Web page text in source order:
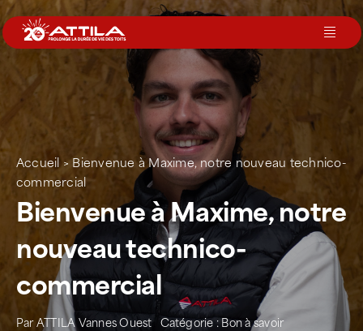
Passer
au
contenu
Le groupe
Nos services
Nos agences
Votre toit
Rejoignez-nous
Accueil >Bienvenue à Maxime, notre nouveau technico-
commercial
Bienvenue à Maxime, notre
nouveau technico-
commercial
ParATTILA Vannes Ouest Catégorie :Bon à savoir